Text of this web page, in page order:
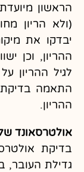
הראשון
(ולא הריון
יבדקו את
ההריון, וכן
לגיל ההריון
התאמה בדיקת
ההריון.
אולטרסאונד
בדיקת
גדילת העובר,